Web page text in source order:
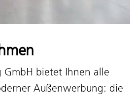
GmbH bietet Ihnen alle
Außenwerbung: die